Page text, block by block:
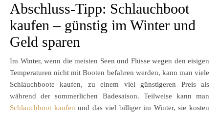
Abschluss-Tipp: Schlauchboot
kaufen – günstig im Winter und
Geld sparen
Im Winter, wenn die meisten Seen und Flüsse wegen den eisigen
Temperaturen nicht mit Booten befahren werden, kann man viele
Schlauchboote kaufen, zu einem viel günstigeren Preis als
während der sommerlichen Badesaison. Teilweise kann man
Schlauchboot kaufen und das viel billiger im Winter, sie kosten